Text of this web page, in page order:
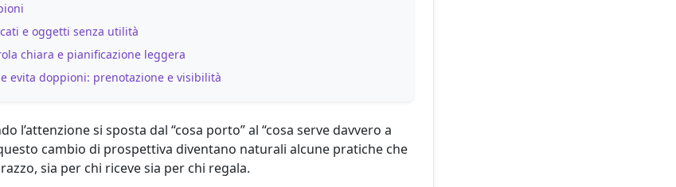
e oggetti senza utilità
chiara e pianificazione leggera
evita doppioni: prenotazione e visibilità
l’attenzione si sposta dal “cosa porto” al “cosa serve davvero a
cambio di prospettiva diventano naturali alcune pratiche che
sia per chi riceve sia per chi regala.